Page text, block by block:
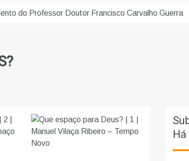
do Professor Doutor Francisco Carvalho Guerra